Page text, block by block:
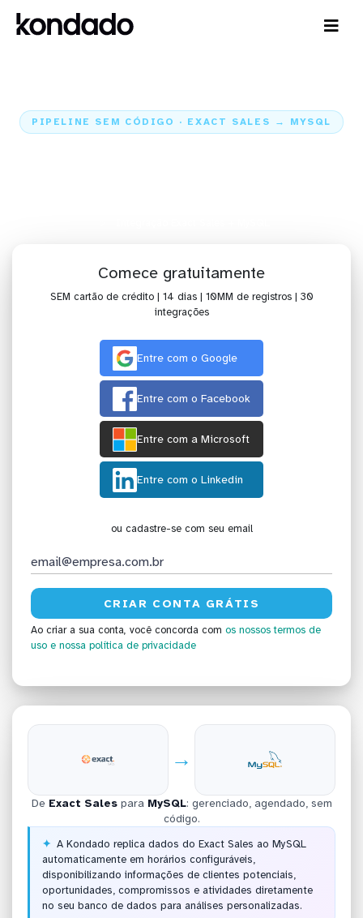
PIPELINE SEM CÓDIGO · EXACT SALES → MYSQL
Comece gratuitamente
SEM cartão de crédito | 14 dias | 10MM de registros | 30
integrações
Entre com o Google
Entre com o Facebook
Entre com a Microsoft
Entre com o Linkedin
ou cadastre-se com seu email
Ao criar a sua conta, você concorda com os nossos termos de
uso e nossa política de privacidade
→
De Exact Salespara MySQL: gerenciado, agendado, sem
código.
A Kondado replica dados do Exact Sales ao MySQL
automaticamente em horários configuráveis,
disponibilizando informações de clientes potenciais,
oportunidades, compromissos e atividades diretamente
no seu banco de dados para análises personalizadas.